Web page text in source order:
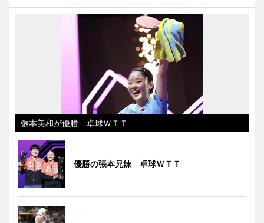
張本美和が優勝 卓球ＷＴＴ
優勝の張本兄妹 卓球ＷＴＴ